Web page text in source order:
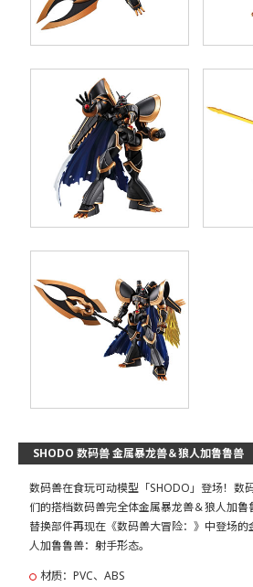
SHODO 数码兽 金属暴龙兽＆狼人加鲁鲁兽
数码兽在食玩可动模型「SHODO」登场！数
们的搭档数码兽完全体金属暴龙兽＆狼人加
替换部件再现在《数码兽大冒险：》中登场
人加鲁鲁兽：射手形态。
材质：PVC、ABS